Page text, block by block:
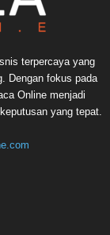
terpercaya yang
Dengan fokus pada
Online menjadi
yang tepat.